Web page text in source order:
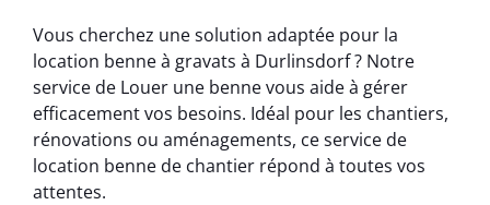
Vous cherchez une solution adaptée pour la
location benne à gravats à Durlinsdorf ? Notre
service de Louer une benne vous aide à gérer
efficacement vos besoins. Idéal pour les chantiers,
rénovations ou aménagements, ce service de
location benne de chantier répond à toutes vos
attentes.